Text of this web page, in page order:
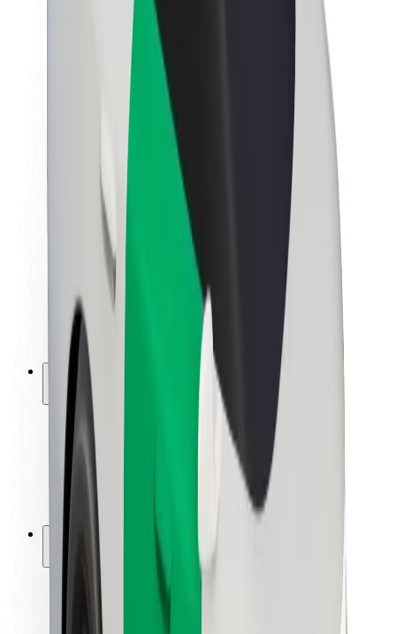
O platformi Bolt
Održivost uz Bolt
Projekt nula
Smjernice za brend
Misija
Odnosi s investitorima
Vodstvo
Brend
Mediji
Urban Fund
Sigurnost
Sigurnost korisnika
Sigurnost vozača
Sigurnost na romobilu
Sigurnosni laboratorij
Lokacije
Gradska rješenja